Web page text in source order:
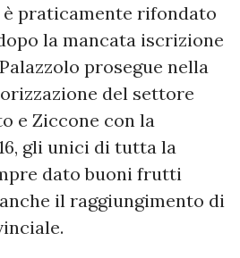
è praticamente rifondato
la mancata iscrizione
prosegue nella
del settore
e Ziccone con la
gli unici di tutta la
dato buoni frutti
il raggiungimento di